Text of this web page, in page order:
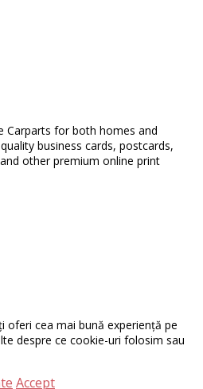
Carparts for both homes and
business cards, postcards,
other premium online print
oferi cea mai bună experiență pe
despre ce cookie-uri folosim sau
Accept